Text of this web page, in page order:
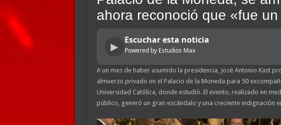
ahora reconoció que «fue un
▶
Escuchar esta noticia
Powered by Estudios Max
A un mes de haber asumido la presidencia, José Antonio Kast
almuerzo privado en el Palacio de la Moneda para 50
Universidad Católica, donde estudió. El evento, realizado en
público, generó un gran escándalo y una creciente indignación